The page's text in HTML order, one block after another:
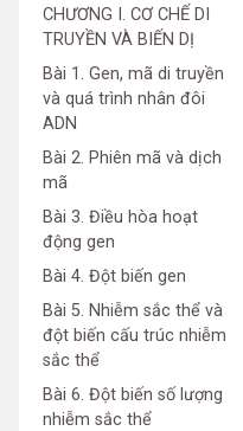
CHƯƠNG I. CƠ CHẾ DI
TRUYỀN VÀ BIẾN DỊ
Bài 1. Gen, mã di truyền
và quá trình nhân đôi
ADN
Bài 2. Phiên mã và dịch
mã
Bài 3. Điều hòa hoạt
động gen
Bài 4. Đột biến gen
Bài 5. Nhiễm sắc thể và
đột biến cấu trúc nhiễm
sắc thể
Bài 6. Đột biến số lượng
nhiễm sắc thể